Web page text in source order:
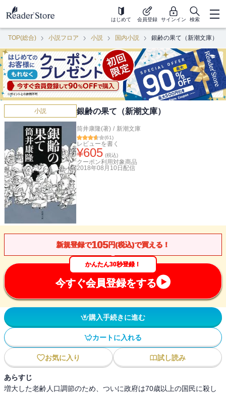
はじめて 会員登録 サインイン 検索
TOP(総合) 小説フロア 小説 国内小説 銀齢の果て（新潮文庫）
小説 銀齢の果て（新潮文庫）
筒井康隆(著) / 新潮文庫
(61)
レビューを書く
¥605 (税込)
クーポン利用対象商品
2018年08月10日 配信
新規登録で105円(税込)で買える！
かんたん30秒登録！
今すぐ会員登録をする
購入手続きに進む
カートに入れる
お気に入り 試し読み
あらすじ
増大した老齢人口調節のため、ついに政府は70歳以上の国民に殺し